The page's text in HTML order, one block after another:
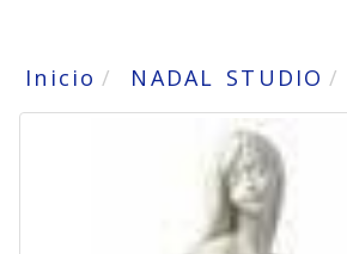
Inicio NADAL STUDIO